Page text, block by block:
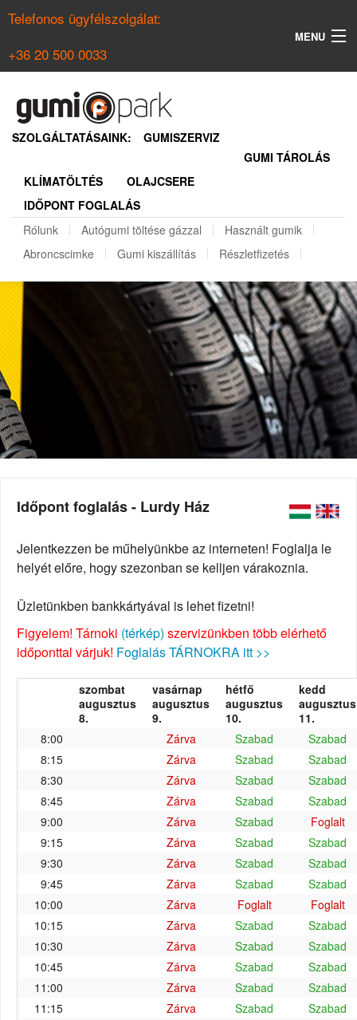
Telefonos ügyfélszolgálat:
+36 20 500 0033
MENU
NYÁRI GUMI KERESŐ
REGISZTRÁCIÓ
SZOLGÁLTATÁSAINK:
GUMISZERVIZ
GUMI TÁROLÁS
KLÍMATÖLTÉS
OLAJCSERE
IDŐPONT FOGLALÁS
Rólunk
Autógumi töltése gázzal
Használt gumik
Abroncscimke
Gumi kiszállítás Részletfizetés
Időpont foglalás - Lurdy Ház
Jelentkezzen be műhelyünkbe az interneten! Foglalja le
helyét előre, hogy szezonban se kelljen várakoznia.
Üzletünkben bankkártyával is lehet fizetni!
Figyelem! Tárnoki (térkép) szervizünkben több elérhető
időponttal várjuk! Foglalás TÁRNOKRA itt >>
szombat
augusztus
8.
vasárnap
augusztus
9.
hétfő
augusztus
10.
kedd
augusztus
11.
8:00
Zárva Szabad
Szabad
8:15
Zárva Szabad
Szabad
8:30
Zárva Szabad
Szabad
8:45
Zárva Szabad
Szabad
9:00
Zárva Szabad
Foglalt
9:15
Zárva Szabad
Szabad
9:30
Zárva Szabad
Szabad
9:45
Zárva Szabad
Szabad
10:00
Zárva Foglalt
Foglalt
10:15
Zárva Szabad
Szabad
10:30
Zárva Szabad
Szabad
10:45
Zárva Szabad
Szabad
11:00
Zárva Szabad
Szabad
11:15
Zárva Szabad
Szabad